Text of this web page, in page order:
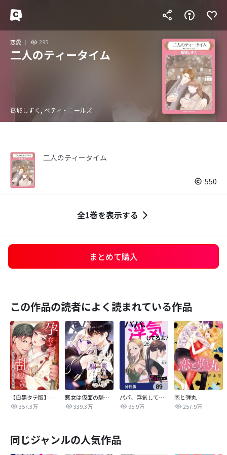
恋愛 295
二人のティータイム
葛城しずく, ベティ・ニールズ
二人のティータイム
550
全1巻を表示する
まとめて購入
この作品の読者によく読まれている作品
【白黒タテ版】孕むまで乱れいけ～身代わり花嫁と軍服の猛愛
357.3万
悪女は仮面の騎士に騙されない
339.3万
パパ、浮気してるよ？娘と二人でクズ夫を捨てます【分冊版】
95.9万
恋と弾丸
257.9万
同じジャンルの人気作品